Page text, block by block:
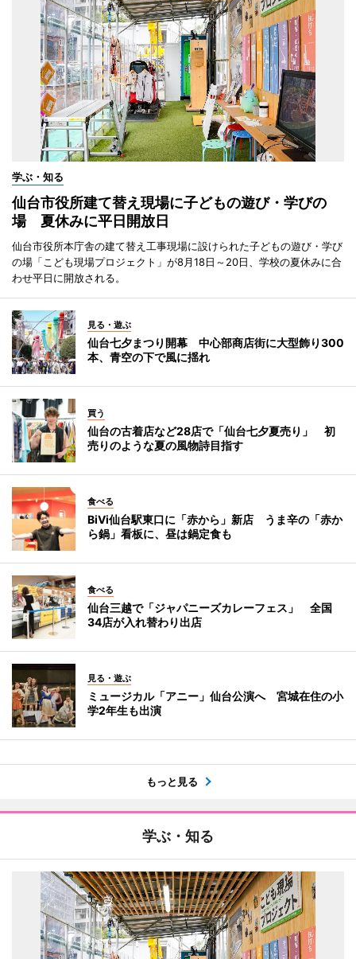
学ぶ・知る
仙台市役所建て替え現場に子どもの遊び・学びの
場 夏休みに平日開放日
仙台市役所本庁舎の建て替え工事現場に設けられた子どもの遊び・学び
の場「こども現場プロジェクト」が8月18日～20日、学校の夏休みに合
わせ平日に開放される。
見る・遊ぶ
仙台七夕まつり開幕 中心部商店街に大型飾り300
本、青空の下で風に揺れ
買う
仙台の古着店など28店で「仙台七夕夏売り」 初
売りのような夏の風物詩目指す
食べる
BiVi仙台駅東口に「赤から」新店 うま辛の「赤か
ら鍋」看板に、昼は鍋定食も
食べる
仙台三越で「ジャパニーズカレーフェス」 全国
34店が入れ替わり出店
見る・遊ぶ
ミュージカル「アニー」仙台公演へ 宮城在住の小
学2年生も出演
もっと見る
学ぶ・知る